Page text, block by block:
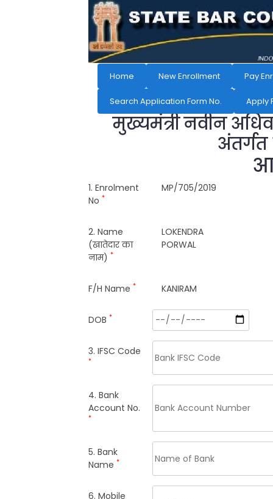
Home New Enrollment Pay
Search Application Form No. Apply
मुख्यमंत्री नवीन
अंतर्गत
1. Enrolment
No *
MP/705/2019
2. Name
(खातेदार का
नाम) *
LOKENDRA
PORWAL
F/H Name * KANIRAM
DOB *
3. IFSC Code
*
4. Bank
Account No.
*
5. Bank
Name *
6. Mobile